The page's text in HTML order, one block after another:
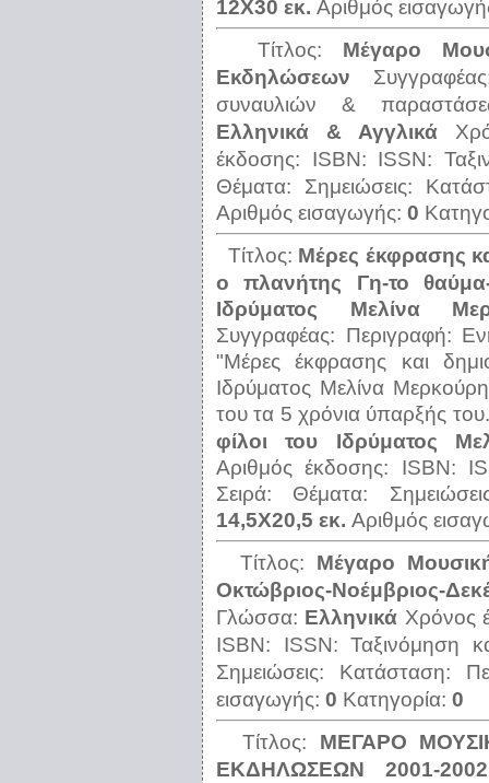
12Χ30 εκ. Αριθμός
Τίτλος: Μέγαρο
Εκδηλώσεων
συναυλιών &
Ελληνικά & Αγγλικά
έκδοσης: ISBN: ISSN:
Θέματα: Σημειώσεις:
Αριθμός εισαγωγής: 0
Τίτλος: Μέρες έκφρασης
ο πλανήτης Γη-το
Ιδρύματος Μελίνα
Συγγραφέας: Περιγραφή:
"Μέρες έκφρασης και
Ιδρύματος Μελίνα
του τα 5 χρόνια ύπαρξής του.
φίλοι του Ιδρύματος
Αριθμός έκδοσης: ISBN:
Σειρά: Θέματα:
14,5Χ20,5 εκ. Αριθμός
Τίτλος: Μέγαρο
Οκτώβριος-Νοέμβριος-
Γλώσσα: Ελληνικά Χρόνος
ISBN: ISSN: Ταξινόμηση
Σημειώσεις: Κατάσταση:
εισαγωγής: 0 Κατηγορία: 0
Τίτλος: ΜΕΓΑΡΟ
ΕΚΔΗΛΩΣΕΩΝ 2001-2002